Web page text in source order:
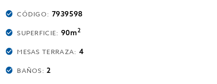
CÓDIGO: 7939598
SUPERFICIE: 90m2
MESAS TERRAZA: 4
BAÑOS:2